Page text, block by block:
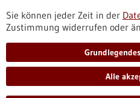
Informiert bleiben
Newsletter abonnieren
Sie können jeder Zeit in der
Zustimmung widerrufen oder
Alle